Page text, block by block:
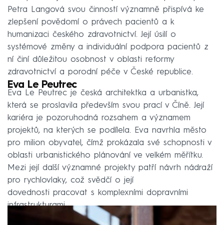
Petra Langová svou činností významně přispívá ke
zlepšení povědomí o právech pacientů a k
humanizaci českého zdravotnictví. Její úsilí o
systémové změny a individuální podpora pacientů z
ní činí důležitou osobnost v oblasti reformy
zdravotnictví a porodní péče v České republice.
Eva Le Peutrec
Eva Le Peutrec je česká architektka a urbanistka,
která se proslavila především svou prací v Číně. Její
kariéra je pozoruhodná rozsahem a významem
projektů, na kterých se podílela. Eva navrhla město
pro milion obyvatel, čímž prokázala své schopnosti v
oblasti urbanistického plánování ve velkém měřítku.
Mezi její další významné projekty patří návrh nádraží
pro rychlovlaky, což svědčí o její
dovednosti pracovat s komplexními dopravními
infrastrukturami.